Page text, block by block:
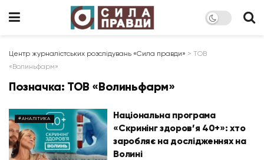
Центр журналістських розслідувань «Сила правди» > ТОВ
«Волиньфарм»
Позначка: ТОВ «Волиньфарм»
#АНАЛІТИКА
Національна програма
«Скринінг здоров’я 40+»: хто
заробляє на дослідженнях на
Волині